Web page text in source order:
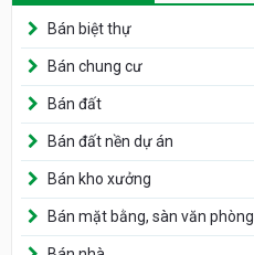
Bán biệt thự
Bán chung cư
Bán đất
Bán đất nền dự án
Bán kho xưởng
Bán mặt bằng, sàn văn phòng